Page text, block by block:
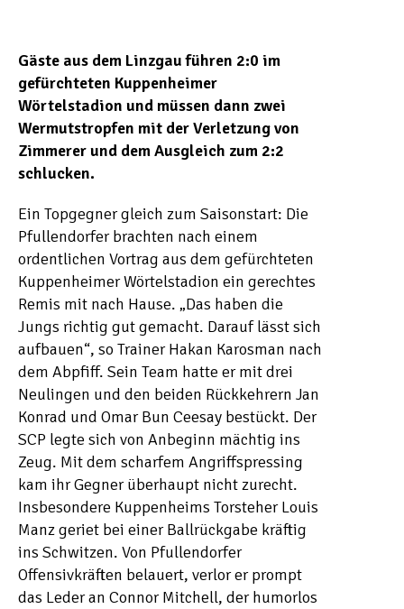
Gäste aus dem Linzgau führen 2:0 im
gefürchteten Kuppenheimer
Wörtelstadion und müssen dann zwei
Wermutstropfen mit der Verletzung von
Zimmerer und dem Ausgleich zum 2:2
schlucken.
Ein Topgegner gleich zum Saisonstart: Die
Pfullendorfer brachten nach einem
ordentlichen Vortrag aus dem gefürchteten
Kuppenheimer Wörtelstadion ein gerechtes
Remis mit nach Hause. „Das haben die
Jungs richtig gut gemacht. Darauf lässt sich
aufbauen“, so Trainer Hakan Karosman nach
dem Abpfiff. Sein Team hatte er mit drei
Neulingen und den beiden Rückkehrern Jan
Konrad und Omar Bun Ceesay bestückt. Der
SCP legte sich von Anbeginn mächtig ins
Zeug. Mit dem scharfem Angriffspressing
kam ihr Gegner überhaupt nicht zurecht.
Insbesondere Kuppenheims Torsteher Louis
Manz geriet bei einer Ballrückgabe kräftig
ins Schwitzen. Von Pfullendorfer
Offensivkräften belauert, verlor er prompt
das Leder an Connor Mitchell, der humorlos